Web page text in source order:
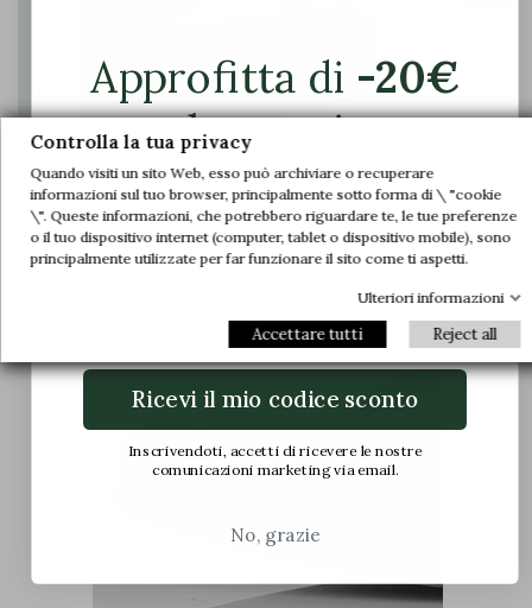
Il piede è compresso nella scarpa e causa
dolore
Controlla la tua privacy
Quando visiti un sito Web, esso può archiviare o recuperare
informazioni sul tuo browser, principalmente sotto forma di \ "cookie
\". Queste informazioni, che potrebbero riguardare te, le tue preferenze
o il tuo dispositivo internet (computer, tablet o dispositivo mobile), sono
principalmente utilizzate per far funzionare il sito come ti aspetti.
Ulteriori informazioni
Accettare tutti Reject all
Approfitta di -20€
sul tuo primo
ordine.
Unisciti a noi e accedi in anteprima alle
nostre offerte esclusive e alle ultime novità.
Ricevi il mio codice sconto
Inscrivendoti, accetti di ricevere le nostre
comunicazioni marketing via email.
No, grazie